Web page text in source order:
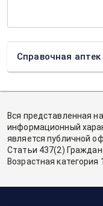
Справочная аптек
Вся представленная
информационный
является публичной
Статьи 437(2)
Возрастная категория